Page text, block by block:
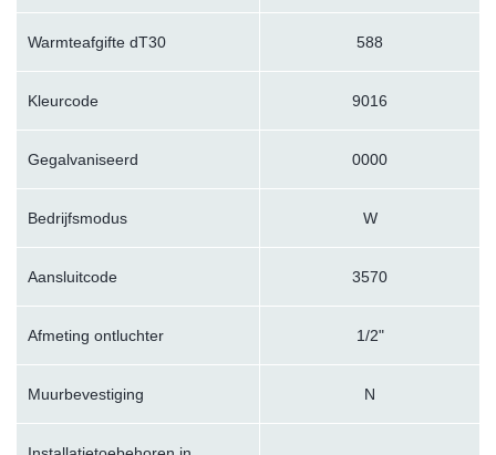
Warmteafgifte dT30 588
Kleurcode 9016
Gegalvaniseerd 0000
Bedrijfsmodus W
Aansluitcode 3570
Afmeting ontluchter 1/2"
Muurbevestiging N